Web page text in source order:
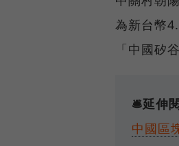
為新台幣
「中國矽
🛎️延伸
中國區